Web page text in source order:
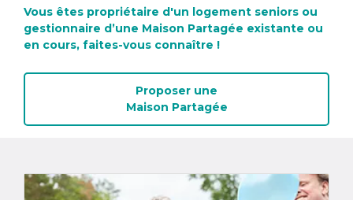
Vous êtes propriétaire d'un logement seniors ou
gestionnaire d’une Maison Partagée existante ou
en cours, faites-vous connaître !
Proposer une
Maison Partagée